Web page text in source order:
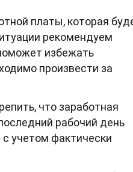
платы, которая
рекомендуем
избежать
произвести за
что заработная
рабочий день
учетом фактически